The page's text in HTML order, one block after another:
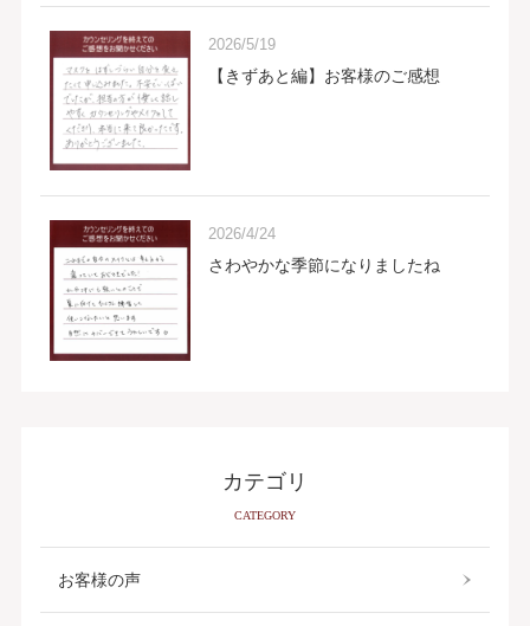
2026/5/19
【きずあと編】お客様のご感想
2026/4/24
さわやかな季節になりましたね
カテゴリ
CATEGORY
お客様の声